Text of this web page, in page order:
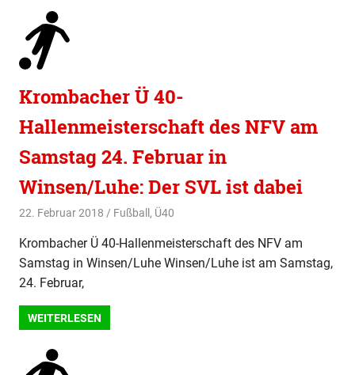
Krombacher Ü 40-
Hallenmeisterschaft des NFV am
Samstag 24. Februar in
Winsen/Luhe: Der SVL ist dabei
22. Februar 2018 svladmin
Fußball , Ü40
Krombacher Ü 40-Hallenmeisterschaft des NFV am
Samstag in Winsen/Luhe Winsen/Luhe ist am Samstag,
24. Februar,
WEITERLESEN